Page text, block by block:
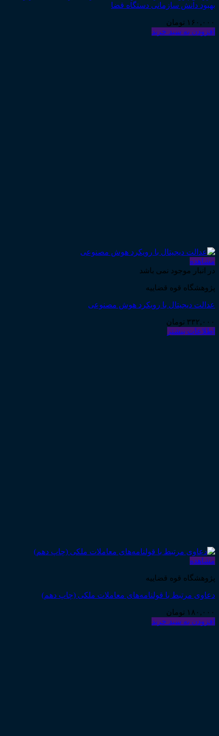
بهبود دانش سازمانی دستگاه قضا
۱۶۰,۰۰۰ تومان
افزودن به سبد خرید
مشاهده
در انبار موجود نمی باشد
پژوهشگاه قوه قضاییه
عدالت دیجیتال با رویکرد هوش مصنوعی
۳۳۲,۰۰۰ تومان
اطلاعات بیشتر
مشاهده
پژوهشگاه قوه قضاییه
دعاوی مرتبط با قولنامه‌های معاملات ملکی (چاپ دهم)
۱۸۰,۰۰۰ تومان
افزودن به سبد خرید